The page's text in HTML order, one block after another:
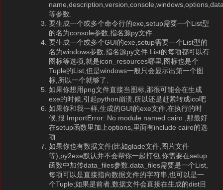
等参数.
要生成一个或多个命令行的exe,setup需要一个List型
的名为console参数,指名源py文件.
要生成一个或多个GUI的exe,setup需要一个List型的
名为windows参数,指名源py文件.List的每项都可以有
图标等选项,就是icon_resources哪里,图标也是个
Tuple的List,但是windows一般只会显示出第一个图
标,所以一个就够了.
如果你想用png文件直接当图标,那很可能会在生成
exe的时候,引起python崩溃,所以还是赶紧转成ico吧
如果你和我一样,生成的GUI的exe文件,在执行的时
候,报 ImportError: No module named cairo ,那最好
在setup函数里加上options,里面有include cairo的选
项.
如果你也有数据文件(比如glade文件,图片文件
等),py2exe默认并不会帮你一起打包,你需要在setup
函数中加传data_files参数.data_files需要是一个List,
每项可以是直接指向数据文件的字符串,也可以是一
个Tuple;如果是前者,数据文件会直接在生成的dist目